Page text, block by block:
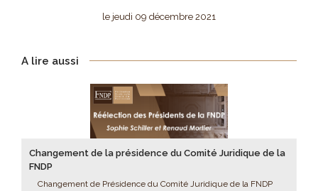
le jeudi 09 décembre 2021
A lire aussi
Changement de la présidence du Comité Juridique de la
FNDP
Changement de Présidence du Comité Juridique de la FNDP